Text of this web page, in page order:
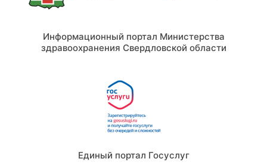
Информационный портал Министерства
здравоохранения Свердловской области
Единый портал Госуслуг